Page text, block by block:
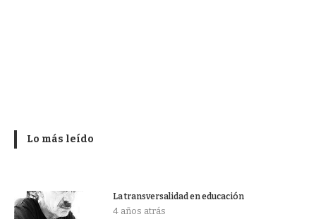
Lo más leído
La transversalidad en educación
4 años atrás